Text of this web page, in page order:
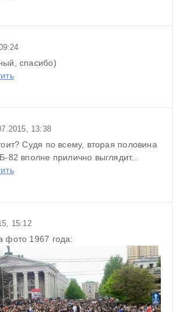
спасибо)
13:38
Судя по всему, вторая половина
вполне прилично выглядит...
15:12
фото 1967 года: